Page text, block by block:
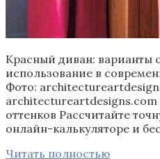
Красный диван: варианты
использование в
Фото:
оттенков Рассчитайте
онлайн-калькуляторе и
Читать полностью